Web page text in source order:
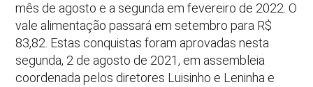
mês de agosto e a segunda em fevereiro de 2022. O
vale alimentação passará em setembro para R$
83,82. Estas conquistas foram aprovadas nesta
segunda, 2 de agosto de 2021, em assembleia
coordenada pelos diretores Luisinho e Leninha e